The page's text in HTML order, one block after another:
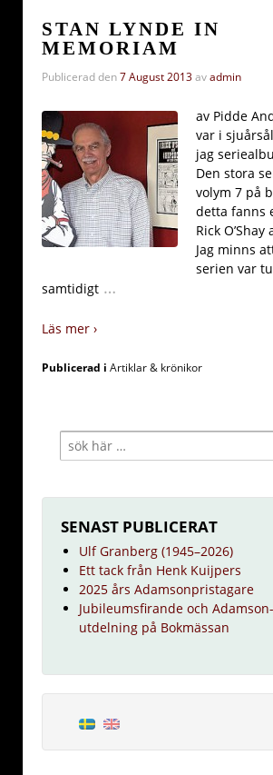
STAN LYNDE IN
MEMORIAM
Publicerad den7 August 2013avadmin
av Pidde
var i
jag
Den stora
volym 7 på
detta fanns
Rick
Jag minns
serien var
samtidigt …
Läs mer ›
Publicerad i Artiklar & krönikor
SENAST PUBLICERAT
Ulf Granberg (1945–2026)
Ett tack från Henk Kuijpers
2025 års Adamsonpristagare
Jubileumsfirande och Adamson-
utdelning på Bokmässan